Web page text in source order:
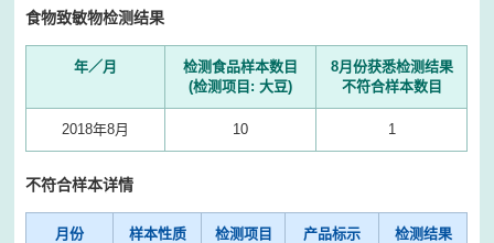
食物致敏物检测结果
年／月
检测食品样本数目
(检测项目: 大豆)
8月份获悉检测结果
不符合样本数目
2018年8月 10 1
不符合样本详情
月份
样本性质
检测项目
产品标示
检测结果